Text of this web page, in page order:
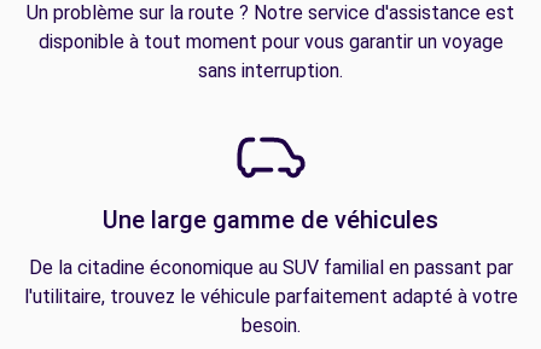
Un problème sur la route ? Notre service d'assistance est
disponible à tout moment pour vous garantir un voyage
sans interruption.
Une large gamme de véhicules
De la citadine économique au SUV familial en passant par
l'utilitaire, trouvez le véhicule parfaitement adapté à votre
besoin.